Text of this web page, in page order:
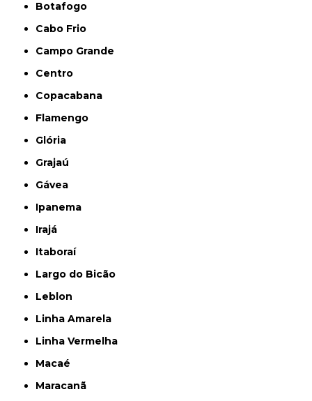
Botafogo
Cabo Frio
Campo Grande
Centro
Copacabana
Flamengo
Glória
Grajaú
Gávea
Ipanema
Irajá
Itaboraí
Largo do Bicão
Leblon
Linha Amarela
Linha Vermelha
Macaé
Maracanã